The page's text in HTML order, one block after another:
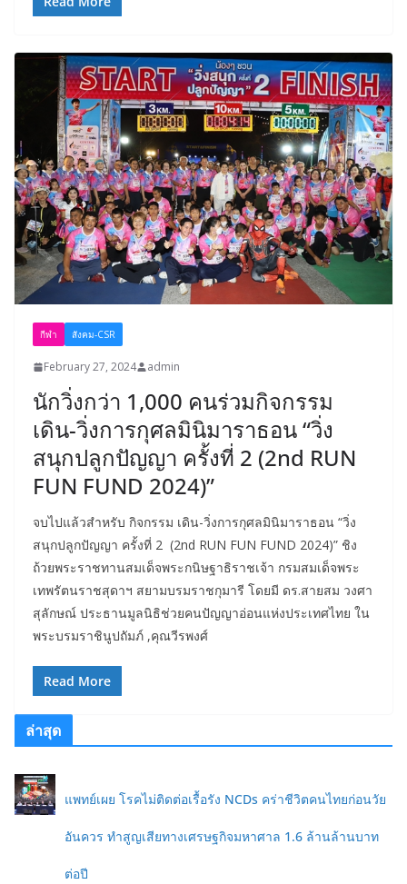
กีฬา สังคม-CSR
February 27, 2024 admin
นักวิ่งกว่า 1,000 คนร่วมกิจกรรม
เดิน-วิ่งการกุศลมินิมาราธอน “วิ่ง
สนุกปลูกปัญญา ครั้งที่ 2 (2nd RUN
FUN FUND 2024)”
จบไปแล้วสำหรับ กิจกรรม เดิน-วิ่งการกุศลมินิมาราธอน “วิ่ง
สนุกปลูกปัญญา ครั้งที่ 2 (2nd RUN FUN FUND 2024)” ชิง
ถ้วยพระราชทานสมเด็จพระกนิษฐาธิราชเจ้า กรมสมเด็จพระ
เทพรัตนราชสุดาฯ สยามบรมราชกุมารี โดยมี ดร.สายสม วงศา
สุลักษณ์ ประธานมูลนิธิช่วยคนปัญญาอ่อนแห่งประเทศไทย ใน
พระบรมราชินูปถัมภ์ ,คุณวีรพงศ์
Read More
ล่าสุด
แพทย์เผย โรคไม่ติดต่อเรื้อรัง NCDs คร่าชีวิตคนไทยก่อนวัย
อันควร ทำสูญเสียทางเศรษฐกิจมหาศาล 1.6 ล้านล้านบาท
ต่อปี